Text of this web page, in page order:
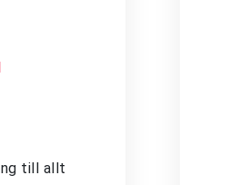
till allt